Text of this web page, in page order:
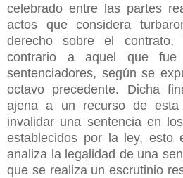
celebrado entre las partes
actos que considera
derecho sobre el contrato,
contrario a aquel que fue
sentenciadores, según se
octavo precedente. Dicha
ajena a un recurso de esta
invalidar una sentencia en
establecidos por la ley, esto
analiza la legalidad de una
que se realiza un escrutinio